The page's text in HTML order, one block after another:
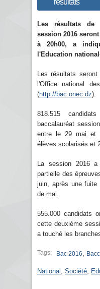
résultats
Les résultats de
session 2016
à 20h00, a
l'Education
Les résultats
l'Office national
(http://bac.onec.dz).
818.515
baccalauréat
entre le 29 mai et
élèves scolarisés et
La session 2016
partielle des
juin, après une
de mai.
555.000 candidats
cette deuxième
a touché les
Tags: Bac 2016
National Société